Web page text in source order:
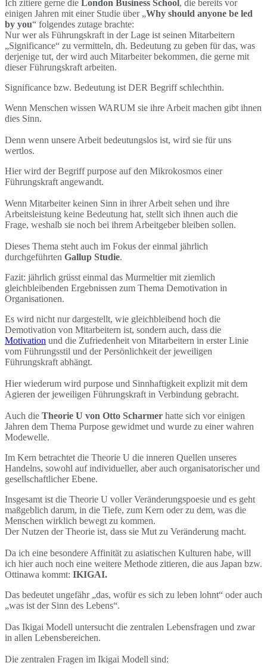
Ich zitiere gerne die London Business School, die bereits vor
einigen Jahren mit einer Studie über „Why should anyone be led
by you“ folgendes zutage brachte:
Nur wer als Führungskraft in der Lage ist seinen Mitarbeitern
„Significance“ zu vermitteln, dh. Bedeutung zu geben für das, was
derjenige tut, der wird auch Mitarbeiter bekommen, die gerne mit
dieser Führungskraft arbeiten.
Significance bzw. Bedeutung ist DER Begriff schlechthin.
Wenn Menschen wissen WARUM sie ihre Arbeit machen gibt ihnen
dies Sinn.
Denn wenn unsere Arbeit bedeutungslos ist, wird sie für uns
wertlos.
Hier wird der Begriff purpose auf den Mikrokosmos einer
Führungskraft angewandt.
Wenn Mitarbeiter keinen Sinn in ihrer Arbeit sehen und ihre
Arbeitsleistung keine Bedeutung hat, stellt sich ihnen auch die
Frage, weshalb sie noch bei ihrem Arbeitgeber bleiben sollen.
Dieses Thema steht auch im Fokus der einmal jährlich
durchgeführten Gallup Studie.
Fazit: jährlich grüsst einmal das Murmeltier mit ziemlich
gleichbleibenden Ergebnissen zum Thema Demotivation in
Organisationen.
Es wird nicht nur dargestellt, wie gleichbleibend hoch die
Demotivation von Mitarbeitern ist, sondern auch, dass die
Motivation und die Zufriedenheit von Mitarbeitern in erster Linie
vom Führungsstil und der Persönlichkeit der jeweiligen
Führungskraft abhängt.
Hier wiederum wird purpose und Sinnhaftigkeit explizit mit dem
Agieren der jeweiligen Führungskraft in Verbindung gebracht.
Auch die Theorie U von Otto Scharmer hatte sich vor einigen
Jahren dem Thema Purpose gewidmet und wurde zu einer wahren
Modewelle.
Im Kern betrachtet die Theorie U die inneren Quellen unseres
Handelns, sowohl auf individueller, aber auch organisatorischer und
gesellschaftlicher Ebene.
Insgesamt ist die Theorie U voller Veränderungspoesie und es geht
maßgeblich darum, in die Tiefe, zum Kern oder zu dem, was die
Menschen wirklich bewegt zu kommen.
Der Nutzen der Theorie ist, dass sie Mut zu Veränderung macht.
Da ich eine besondere Affinität zu asiatischen Kulturen habe, will
ich hier auch noch eine weitere Methode zitieren, die aus Japan bzw.
Ottinawa kommt: IKIGAI.
Das bedeutet ungefähr „das, wofür es sich zu leben lohnt“ oder auch
„was ist der Sinn des Lebens“.
Das Ikigai Modell untersucht die zentralen Lebensfragen und zwar
in allen Lebensbereichen.
Die zentralen Fragen im Ikigai Modell sind: